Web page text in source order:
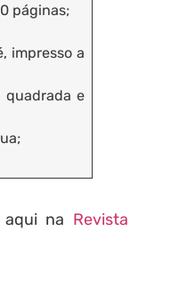
páginas;
impresso a
quadrada e
na Revista